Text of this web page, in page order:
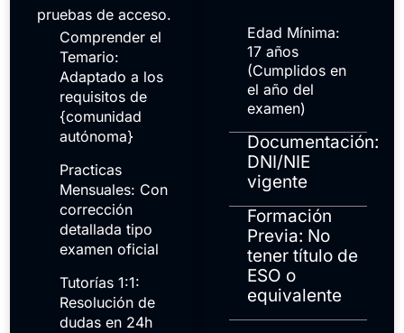
pruebas de acceso.
Comprender el
Temario:
Adaptado a los
requisitos de
{comunidad
autónoma}
Practicas
Mensuales: Con
corrección
detallada tipo
examen oficial
Tutorías 1:1:
Resolución de
dudas en 24h
Edad Mínima:
17 años
(Cumplidos en
el año del
examen)
Documentación:
DNI/NIE
vigente
Formación
Previa: No
tener título de
ESO o
equivalente